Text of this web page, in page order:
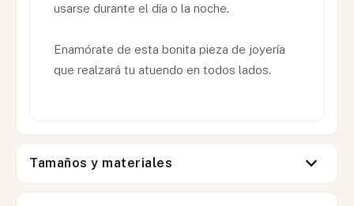
usarse durante el día o la noche.
Enamórate de esta bonita pieza de joyería
que realzará tu atuendo en todos lados.
Tamaños y materiales